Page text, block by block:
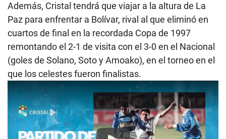
Además, Cristal tendrá que viajar a la altura de La
Paz para enfrentar a Bolívar, rival al que eliminó en
cuartos de final en la recordada Copa de 1997
remontando el 2-1 de visita con el 3-0 en el Nacional
(goles de Solano, Soto y Amoako), en el torneo en el
que los celestes fueron finalistas.